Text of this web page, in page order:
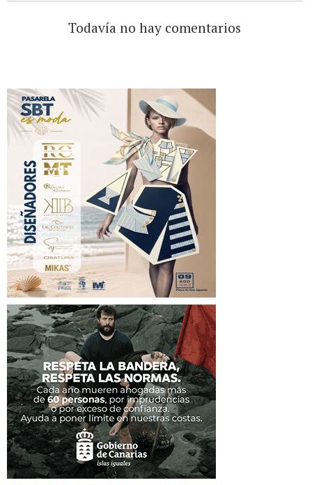
Todavía no hay comentarios